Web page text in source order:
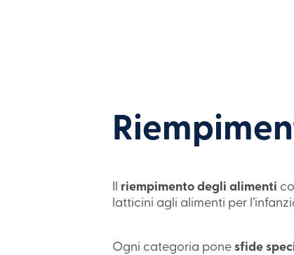
Il riempimento degli alimenti
latticini agli alimenti per
Ogni categoria pone sfide